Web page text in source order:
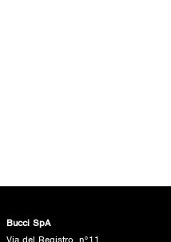
Bucci SpA